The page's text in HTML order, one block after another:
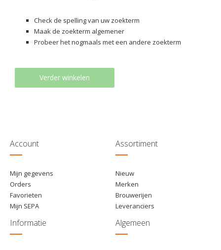
Check de spelling van uw zoekterm
Maak de zoekterm algemener
Probeer het nogmaals met een andere zoekterm
Verder winkelen
Account
Mijn gegevens
Orders
Favorieten
Mijn SEPA
Assortiment
Nieuw
Merken
Brouwerijen
Leveranciers
Informatie Algemeen